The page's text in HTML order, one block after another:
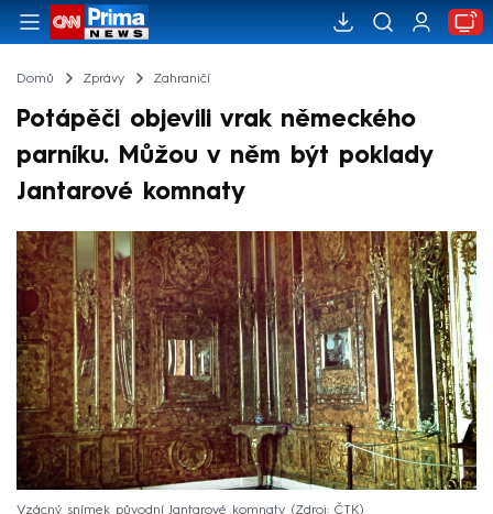
Domů Zprávy Zahraničí
Potápěči objevili vrak německého
parníku. Můžou v něm být poklady
Jantarové komnaty
Vzácný snímek původní Jantarové komnaty Zdroj: ČTK